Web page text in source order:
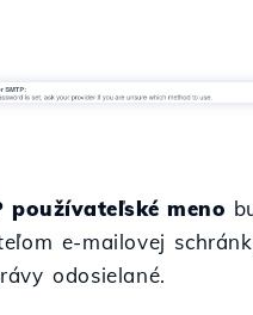
používateľské meno
e-mailovej
odosielané.